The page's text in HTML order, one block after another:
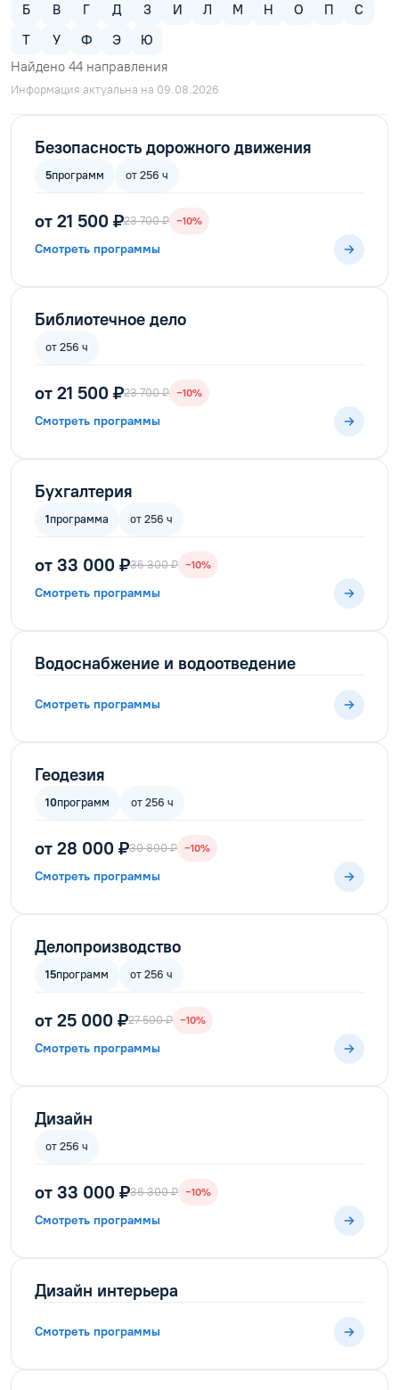
Б В Г Д З И Л М Н О П
С
Т
У Ф Э
Ю
Найдено 44 направления
Информация актуальна на 09.08.2026
Безопасность дорожного движения
5программ от 256 ч
от 21 500 ₽23 700 ₽ −10%
Смотреть программы
Библиотечное дело
от 256 ч
от 21 500 ₽23 700 ₽ −10%
Смотреть программы
Бухгалтерия
1программа от 256 ч
от 33 000 ₽36 300 ₽ −10%
Смотреть программы
Водоснабжение и водоотведение
Смотреть программы
Геодезия
10программ от 256 ч
от 28 000 ₽30 800 ₽ −10%
Смотреть программы
Делопроизводство
15программ от 256 ч
от 25 000 ₽27 500 ₽ −10%
Смотреть программы
Дизайн
от 256 ч
от 33 000 ₽36 300 ₽ −10%
Смотреть программы
Дизайн интерьера
Смотреть программы